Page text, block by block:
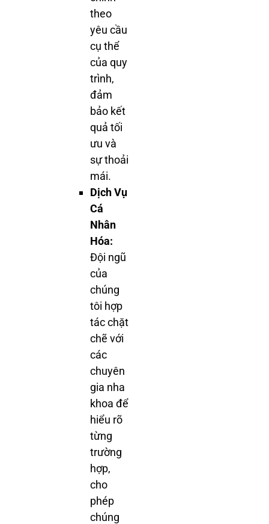
theo
yêu cầu
cụ thể
của quy
trình,
đảm
bảo kết
quả tối
ưu và
sự thoải
mái.
Dịch Vụ
Cá
Nhân
Hóa:
Đội ngũ
của
chúng
tôi hợp
tác chặt
chẽ với
các
chuyên
gia nha
khoa để
hiểu rõ
từng
trường
hợp,
cho
phép
chúng